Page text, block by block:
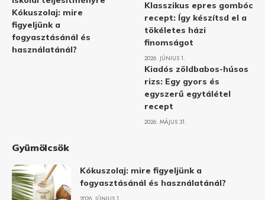
Kókuszolaj: mire
figyeljünk a
fogyasztásánál és
használatánál?
Klasszikus epres gombóc
recept: Így készítsd el a
tökéletes házi
finomságot
2026. JÚNIUS 1.
Kiadós zöldbabos-húsos
rizs: Egy gyors és
egyszerű egytálétel
recept
2026. MÁJUS 31.
Gyümölcsök
Kókuszolaj: mire figyeljünk a
fogyasztásánál és használatánál?